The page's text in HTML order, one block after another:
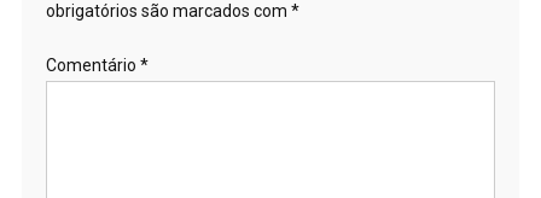
obrigatórios são marcados com *
Comentário *